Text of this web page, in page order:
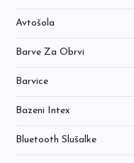
Avtošola
Barve Za Obrvi
Barvice
Bazeni Intex
Bluetooth Slušalke